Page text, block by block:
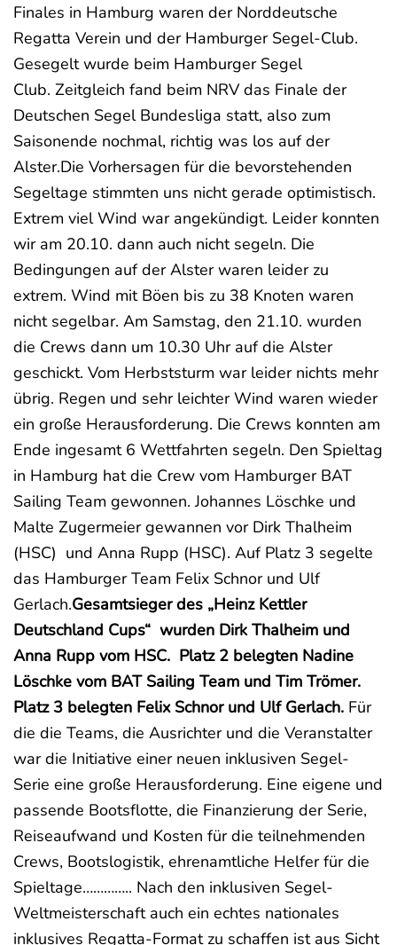
Finales in Hamburg waren der Norddeutsche
Regatta Verein und der Hamburger Segel-Club.
Gesegelt wurde beim Hamburger Segel
Club. Zeitgleich fand beim NRV das Finale der
Deutschen Segel Bundesliga statt, also zum
Saisonende nochmal, richtig was los auf der
Alster.Die Vorhersagen für die bevorstehenden
Segeltage stimmten uns nicht gerade optimistisch.
Extrem viel Wind war angekündigt. Leider konnten
wir am 20.10. dann auch nicht segeln. Die
Bedingungen auf der Alster waren leider zu
extrem. Wind mit Böen bis zu 38 Knoten waren
nicht segelbar. Am Samstag, den 21.10. wurden
die Crews dann um 10.30 Uhr auf die Alster
geschickt. Vom Herbststurm war leider nichts mehr
übrig. Regen und sehr leichter Wind waren wieder
ein große Herausforderung. Die Crews konnten am
Ende ingesamt 6 Wettfahrten segeln. Den Spieltag
in Hamburg hat die Crew vom Hamburger BAT
Sailing Team gewonnen. Johannes Löschke und
Malte Zugermeier gewannen vor Dirk Thalheim
(HSC) und Anna Rupp (HSC). Auf Platz 3 segelte
das Hamburger Team Felix Schnor und Ulf
Gerlach.Gesamtsieger des „Heinz Kettler
Deutschland Cups“ wurden Dirk Thalheim und
Anna Rupp vom HSC. Platz 2 belegten Nadine
Löschke vom BAT Sailing Team und Tim Trömer.
Platz 3 belegten Felix Schnor und Ulf Gerlach. Für
die die Teams, die Ausrichter und die Veranstalter
war die Initiative einer neuen inklusiven Segel-
Serie eine große Herausforderung. Eine eigene und
passende Bootsflotte, die Finanzierung der Serie,
Reiseaufwand und Kosten für die teilnehmenden
Crews, Bootslogistik, ehrenamtliche Helfer für die
Spieltage………….. Nach den inklusiven Segel-
Weltmeisterschaft auch ein echtes nationales
inklusives Regatta-Format zu schaffen ist aus Sicht